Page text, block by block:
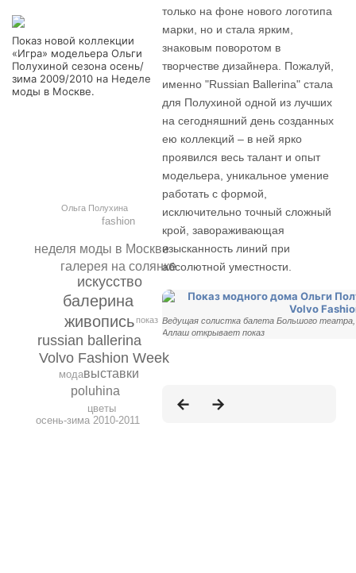
Показ новой коллекции
«Игра» модельера Ольги
Полухиной сезона осень/
зима 2009/2010 на Неделе
моды в Москве.
живопись
балерина
russian ballerina
Volvo Fashion Week
искусство
выставки
галерея на солянке
неделя моды в Москве
poluhina
цветы
fashion
осень-зима 2010-2011
мода
показ
Ольга Полухина
только на фоне нового логотипа
марки, но и стала ярким,
знаковым поворотом в
творчестве дизайнера. Пожалуй,
именно "Russian Ballerina" стала
для Полухиной одной из лучших
на сегодняшний день созданных
ею коллекций – в ней ярко
проявился весь талант и опыт
модельера, уникальное умение
работать с формой,
исключительно точный сложный
крой, завораживающая
изысканность линий при
абсолютной уместности.
Ведущая солистка балета Большого
Аллаш открывает показ